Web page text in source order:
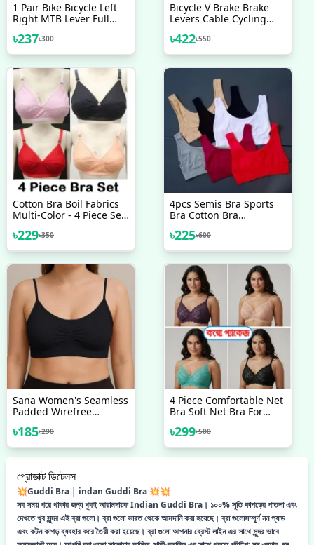
1 Pair Bike Bicycle Left
Right MTB Lever Full
Handles
৳237৳300
Bicycle V Brake Brake
Levers Cable Cycling
Clutch Lever Gear Cable
Wire Hosing Full Set
৳422৳550
Cotton Bra Boil Fabrics
Multi-Color - 4 Piece Set
৳229৳350
4pcs Semis Bra Sports
Bra Cotton Bra
অরজিনাল ছবি ভিতরে দেওয়া আছে
৳225৳600
Sana Women's Seamless
Padded Wirefree
1 PCS
৳185৳290
4 Piece Comfortable Net
Bra Soft Net Bra For
৳299৳500
প্রোডাক্ট ডিটেলস
💥Guddi Bra | indan Guddi Bra 💥💥
সব সময় পরে থাকার জন্য খুবই আরামদায়ক Indian Guddi Bra। ১০০% সুতি কাপড়ের পাতলা এবং
দেখতে খুব সুন্দর এই ব্রা গুলো। ব্রা গুলো ভারত থেকে আমদানি করা হয়েছে। ব্রা গুলোসম্পূর্ণ নন প্যাড
এবং কটন কাপড় ব্যবহার করে তৈরী করা হয়েছে। ব্রা গুলো আপনার ব্রেস্ট লাইন এর সাথে সুন্দর ভাবে